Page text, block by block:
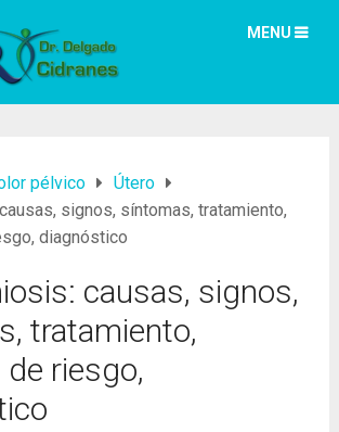
MENU
pélvico
Útero
signos, síntomas, tratamiento,
diagnóstico
causas, signos,
tratamiento,
riesgo,